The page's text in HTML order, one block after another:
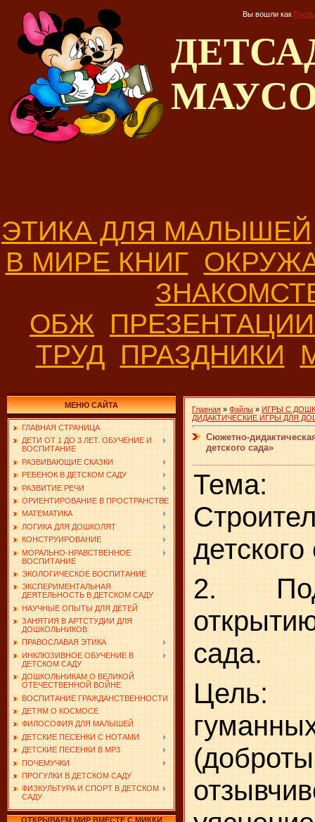
Вы вошли как Гость
ЭТИКА ДЛЯ МАЛЫШЕЙ
В МИРЕ КНИГ
ОБЖ
ТРУД ПРАЗДНИКИ
МЕНЮ САЙТА
ГЛАВНАЯ СТРАНИЦА
ДЕТИ ОТ 1 ДО 3 ЛЕТ. ОБУЧЕНИЕ И
ВОСПИТАНИЕ
РАЗВИВАЮЩИЕ СКАЗКИ
РЕБЕНОК В ДЕТСКОМ САДУ
РАЗВИТИЕ РЕЧИ
ОРИЕНТИРОВАНИЕ В ПРОСТРАНСТВЕ
МАТЕМАТИКА
ЛОГИКА ДЛЯ ДОШКОЛЯТ
КОНСТРУИРОВАНИЕ
МОРАЛЬНО-НРАВСТВЕННОЕ
ВОСПИТАНИЕ
ЭКОЛОГИЧЕСКОЕ ВОСПИТАНИЕ
ЭКСПЕРИМЕНТАЛЬНАЯ
ДЕЯТЕЛЬНОСТЬ В ДЕТСКОМ САДУ
НАУЧНЫЕ ОПЫТЫ ДЛЯ ДЕТЕЙ
ЗАНЯТИЯ В АРТСТУДИИ ДЛЯ
ДОШКОЛЬНИКОВ
ПРАВОСЛАВАЯ ЭТИКА
ИНКЛЮЗИВНОЕ ОБУЧЕНИЕ В
ДЕТСКОМ САДУ
ДОШКОЛЬНИКАМ О ВЕЛИКОЙ
ОТЕЧЕСТВЕННОЙ ВОЙНЕ
ВОСПИТАНИЕ ГРАЖДАНСТВЕННОСТИ
ДЕТЯМ О КОСМОСЕ
ФИЛОСОФИЯ ДЛЯ МАЛЫШЕЙ
ДЕТСКИЕ ПЕСЕНКИ С НОТАМИ
ДЕТСКИЕ ПЕСЕНКИ В MP3
ПОЧЕМУЧКИ
ПРОГУЛКИ В ДЕТСКОМ САДУ
ФИЗКУЛЬТУРА И СПОРТ В ДЕТСКОМ
САДУ
ОТКРЫВАЕМ МИР ВМЕСТЕ С МИККИ
Главная » Файлы » ИГРЫ С
ДИДАКТИЧЕСКИЕ ИГРЫ ДЛЯ
Сюжетно-
детского сада»
Тема:
2.
сада.
Цель: